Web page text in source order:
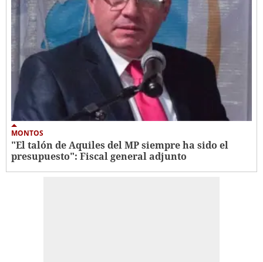
MONTOS
"El talón de Aquiles del MP siempre ha sido el
presupuesto": Fiscal general adjunto